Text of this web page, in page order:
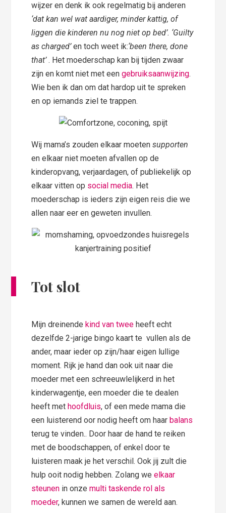
wijzer en denk ik ook regelmatig bij anderen
‘dat kan wel wat aardiger, minder kattig, of
liggen die kinderen nu nog niet op bed’. ‘Guilty
as charged’en toch weet ik:‘been there, done
that’. Het moederschap kan bij tijden zwaar
zijn en komt niet met eengebruiksaanwijzing.
Wie ben ik dan om dat hardop uit te spreken
en op iemands ziel te trappen.
Wij mama’s zouden elkaar moetensupporten
en elkaar niet moeten afvallen op de
kinderopvang, verjaardagen, of publiekelijk op
elkaar vitten op social media. Het
moederschap is ieders zijn eigen reis die we
allen naar eer en geweten invullen.
Tot slot
Mijn dreinende kind van twee heeft echt
dezelfde 2-jarige bingo kaart te vullen als de
ander, maar ieder op zijn/haar eigen lullige
moment. Rijk je hand dan ook uit naar die
moeder met een schreeuwlelijkerd in het
kinderwagentje, een moeder die te dealen
heeft met hoofdluis, of een mede mama die
een luisterend oor nodig heeft om haar balans
terug te vinden.. Door haar de hand te reiken
met de boodschappen, of enkel door te
luisteren maak je het verschil. Ook jij zult die
hulp ooit nodig hebben. Zolang weelkaar
steunen in onzemulti taskende rol als
moeder, kunnen we samen de wereld aan.